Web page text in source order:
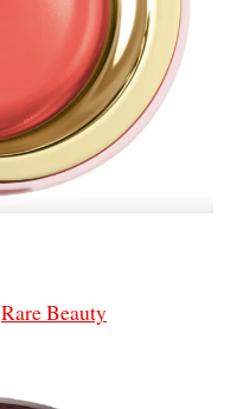
Rare Beauty